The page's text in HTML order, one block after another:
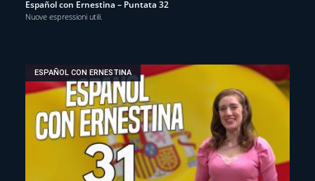
Español con Ernestina – Puntata 32
Nuove espressioni utili.
ESPAÑOL CON ERNESTINA